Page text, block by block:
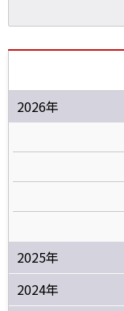
2026年
2025年
2024年